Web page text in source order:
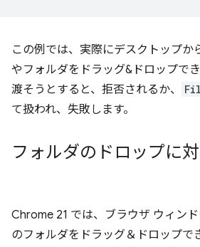
この例では、実際にデスクトップか
やフォルダをドラッグ&ドロップで
渡そうとすると、拒否されるか、
て扱われ、失敗します。
フォルダのドロップに
Chrome 21 では、ブラウザ ウィン
のフォルダをドラッグ＆ドロップで